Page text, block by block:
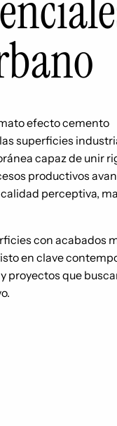
efecto cemento
superficies
capaz de unir
productivos
perceptiva,
con acabados
en clave
proyectos que